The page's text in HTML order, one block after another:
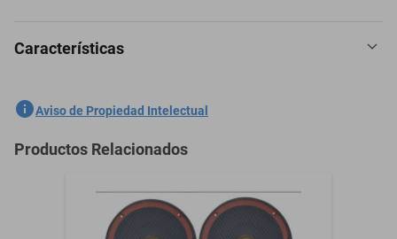
2 Bocinas Slim 200w Ford Model N 1906-1908
Características
SKU
Marca
Contenido del Empaque 2 Bocinas Slim 200w
Aviso de Propiedad Intelectual
Productos Relacionados